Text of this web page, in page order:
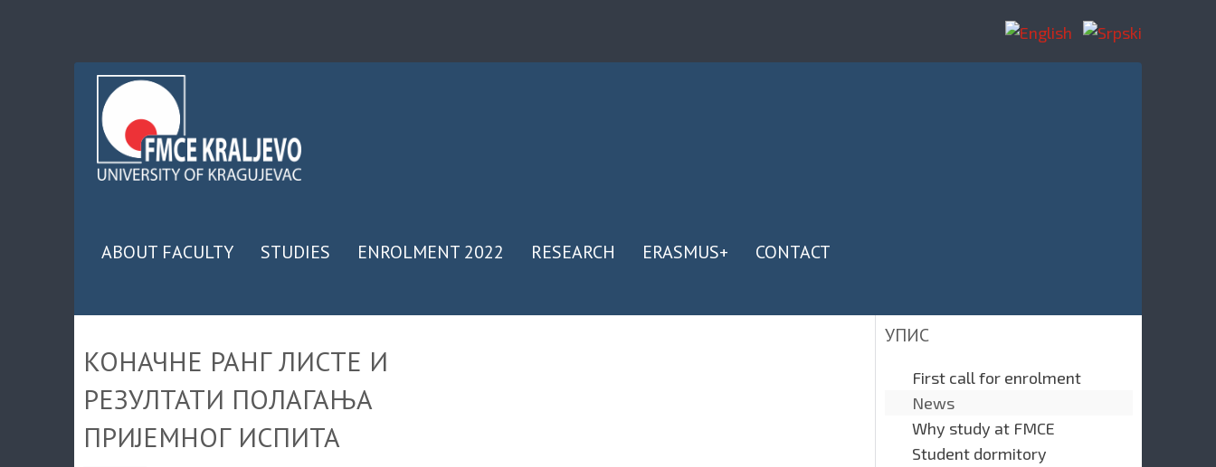
ABOUT FACULTY STUDIES ENROLMENT 2022 RESEARCH ERASMUS+ CONTACT
КОНАЧНЕ РАНГ ЛИСТЕ И
РЕЗУЛТАТИ ПОЛАГАЊА
ПРИЈЕМНОГ ИСПИТА
УПИС
First call for enrolment
News
Why study at FMCE
Student dormitory